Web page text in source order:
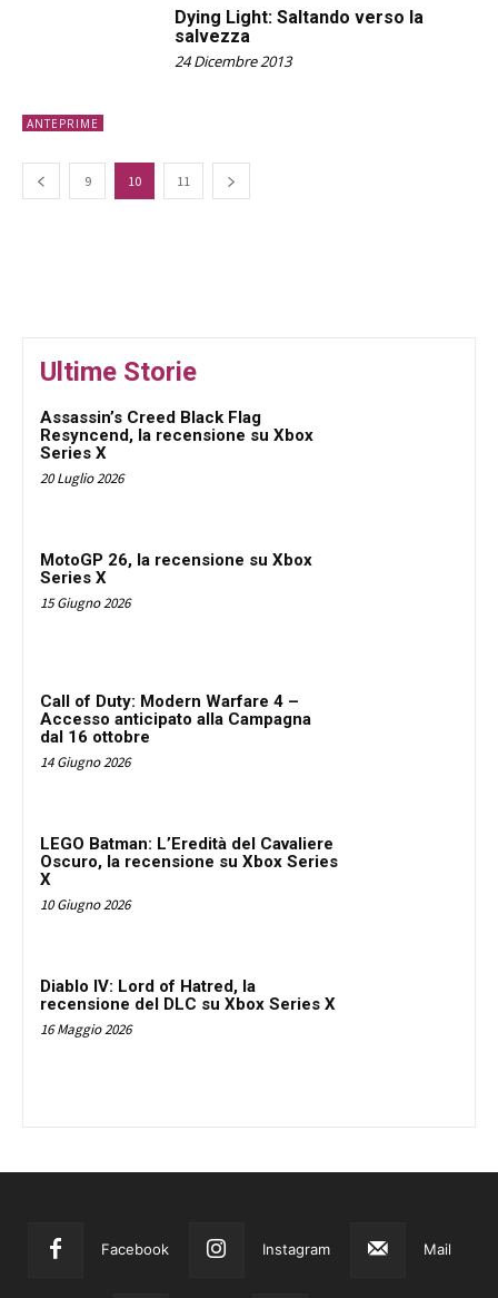
ANTEPRIME
Dying Light: Saltando verso la
salvezza
24 Dicembre 2013
9 10 11
Ultime Storie
Assassin’s Creed Black Flag
Resyncend, la recensione su Xbox
Series X
20 Luglio 2026
MotoGP 26, la recensione su Xbox
Series X
15 Giugno 2026
Call of Duty: Modern Warfare 4 –
Accesso anticipato alla Campagna
dal 16 ottobre
14 Giugno 2026
LEGO Batman: L’Eredità del Cavaliere
Oscuro, la recensione su Xbox Series
X
10 Giugno 2026
Diablo IV: Lord of Hatred, la
recensione del DLC su Xbox Series X
16 Maggio 2026
Facebook Instagram Mail